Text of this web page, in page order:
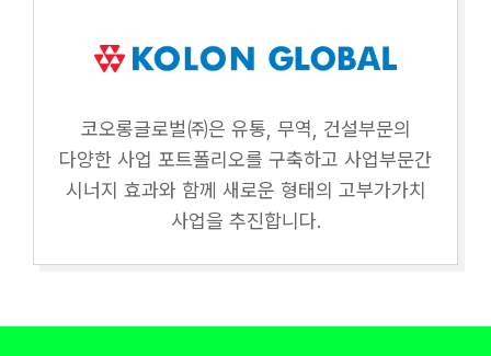
코오롱글로벌㈜은 유통, 무역, 건설부문의
다양한 사업 포트폴리오를 구축하고 사업부문간
시너지 효과와 함께 새로운 형태의 고부가가치
사업을 추진합니다.